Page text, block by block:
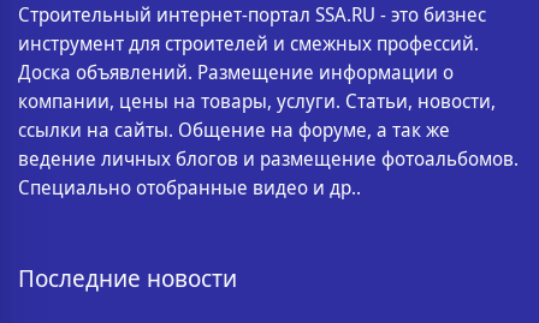
Строительный интернет-портал SSA.RU - это бизнес
инструмент для строителей и смежных профессий.
Доска объявлений. Размещение информации о
компании, цены на товары, услуги. Статьи, новости,
ссылки на сайты. Общение на форуме, а так же
ведение личных блогов и размещение фотоальбомов.
Специально отобранные видео и др..
Последние новости